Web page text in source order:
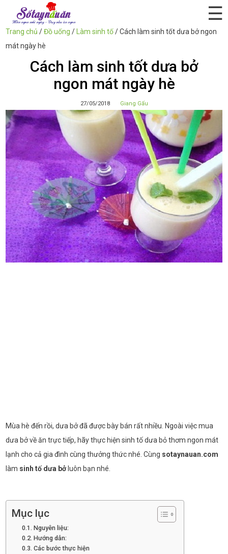
☰
Trang chủ /Đồ uống / Làm sinh tố/Cách làm sinh tốt dưa bở ngon
mát ngày hè
Cách làm sinh tốt dưa bở
ngon mát ngày hè
27/05/2018 Giang Gấu
Mùa hè đến rồi, dưa bở đã được bày bán rất nhiều. Ngoài việc mua
dưa bở về ăn trực tiếp, hãy thực hiện sinh tố dưa bỏ thơm ngon mát
lạnh cho cả gia đình cùng thưởng thức nhé. Cùng sotaynauan.com
làm sinh tố dưa bởluôn bạn nhé.
Mục lục
Nguyên liệu:
Hướng dẫn:
Các bước thực hiện